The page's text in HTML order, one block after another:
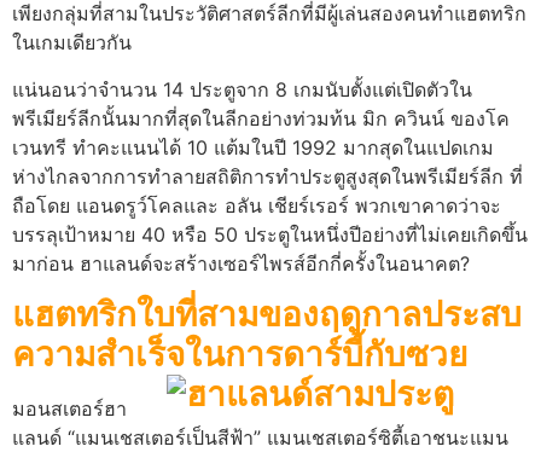
เพียงกลุ่มที่สามในประวัติศาสตร์ลีกที่มีผู้เล่นสองคนทำแฮตทริก
ในเกมเดียวกัน
แน่นอนว่าจำนวน 14 ประตูจาก 8 เกมนับตั้งแต่เปิดตัวใน
พรีเมียร์ลีกนั้นมากที่สุดในลีกอย่างท่วมท้น มิก ควินน์ ของโค
เวนทรี ทำคะแนนได้ 10 แต้มในปี 1992 มากสุดในแปดเกม
ห่างไกลจากการทำลายสถิติการทำประตูสูงสุดในพรีเมียร์ลีก ที่
ถือโดย แอนดรูว์โคลและ อลัน เชียร์เรอร์ พวกเขาคาดว่าจะ
บรรลุเป้าหมาย 40 หรือ 50 ประตูในหนึ่งปีอย่างที่ไม่เคยเกิดขึ้น
มาก่อน ฮาแลนด์จะสร้างเซอร์ไพรส์อีกกี่ครั้งในอนาคต?
แฮตทริกใบที่สามของฤดูกาลประสบ
ความสำเร็จในการดาร์บี้กับซวย
มอนสเตอร์ฮา
แลนด์ “แมนเชสเตอร์เป็นสีฟ้า” แมนเชสเตอร์ซิตี้เอาชนะแมน